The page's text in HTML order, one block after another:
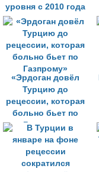
уровня с 2010 года
«Эрдоган довёл
Турцию до
рецессии, которая
больно бьет по
Газпрому»